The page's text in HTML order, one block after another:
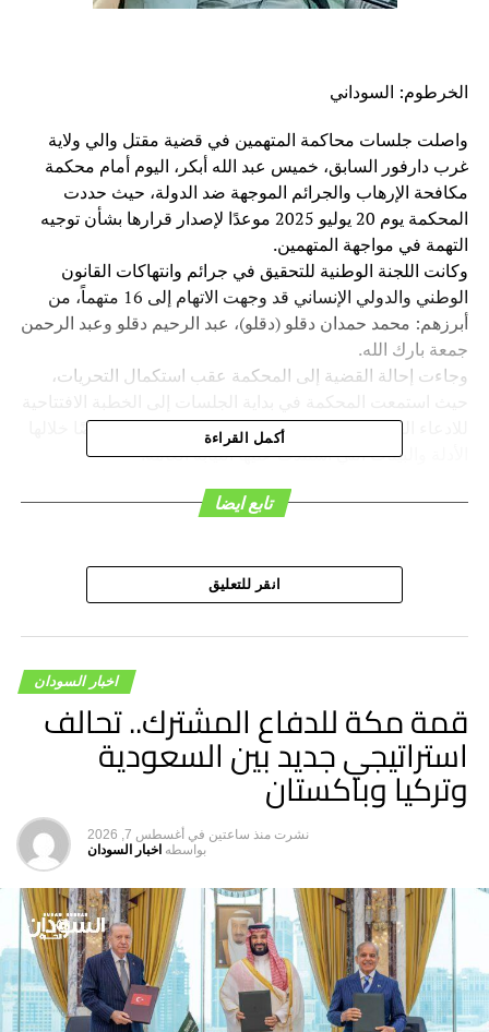
الخرطوم: السوداني
واصلت جلسات محاكمة المتهمين في قضية مقتل والي ولاية
غرب دارفور السابق، خميس عبد الله أبكر، اليوم أمام محكمة
مكافحة الإرهاب والجرائم الموجهة ضد الدولة، حيث حددت
المحكمة يوم 20 يوليو 2025 موعدًا لإصدار قرارها بشأن توجيه
التهمة في مواجهة المتهمين.
وكانت اللجنة الوطنية للتحقيق في جرائم وانتهاكات القانون
الوطني والدولي الإنساني قد وجهت الاتهام إلى 16 متهماً، من
أبرزهم: محمد حمدان دقلو (دقلو)، عبد الرحيم دقلو وعبد الرحمن
جمعة بارك الله.
وجاءت إحالة القضية إلى المحكمة عقب استكمال التحريات،
للادعاء العام، والتي قدمها معالي النائب العام، مستعرضًا خلالها
الأدلة والبيِّنات التي استندت عليها النيابة العامة.
ونسبوها للمتهمين، بالإضافة إلى عرض 7 فيديوهات ضمن بيِّنات
إصدار قرارها بشأن توجيه التهمة يوم 20 يوليو الجاري. وفي حال
توجيه التهمة رسميًا، ستقوم هيئة الاتهام بتقديم مرافعتها
هاشتاق ذات صله :
لا تفوت
كامل إدريس يلتقي وفد حزب الأمة القومي ويؤكد أهمية
التشاور مع القوى السياسية
أكمل القراءة
تابع ايضا
انقر للتعليق
اخبار السودان
قمة مكة للدفاع المشترك.. تحالف
استراتيجي جديد بين السعودية
وتركيا وباكستان
نشرت منذ ساعتين في أغسطس 7, 2026
بواسطه اخبار السودان